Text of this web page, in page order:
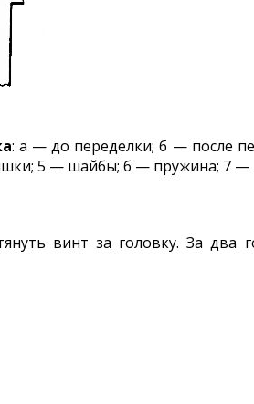
: а — до переделки; б — после
5 — шайбы; б — пружина; 7 —
винт за головку. За два